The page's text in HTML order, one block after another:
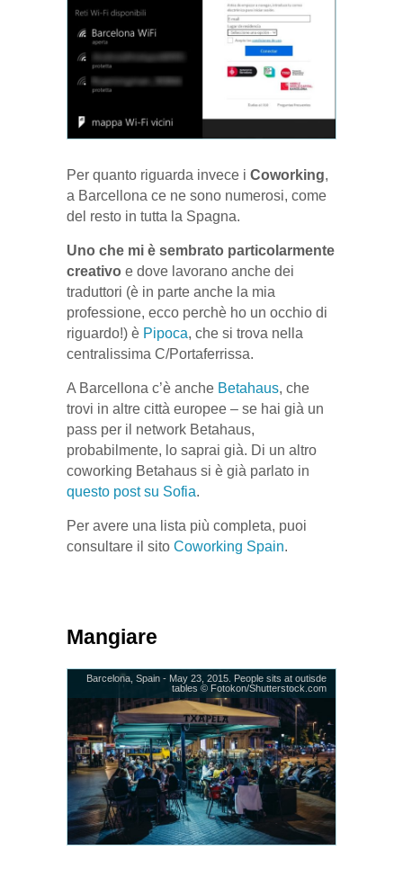
Per quanto riguarda invece i Coworking,
a Barcellona ce ne sono numerosi, come
del resto in tutta la Spagna.
Uno che mi è sembrato particolarmente
creativo e dove lavorano anche dei
traduttori (è in parte anche la mia
professione, ecco perchè ho un occhio di
riguardo!) è Pipoca, che si trova nella
centralissima C/Portaferrissa.
A Barcellona c’è anche Betahaus, che
trovi in altre città europee – se hai già un
pass per il network Betahaus,
probabilmente, lo saprai già. Di un altro
coworking Betahaus si è già parlato in
questo post su Sofia.
Per avere una lista più completa, puoi
consultare il sito Coworking Spain.
Mangiare
Barcelona, Spain - May 23, 2015. People sits at outisde
tables © Fotokon/Shutterstock.com